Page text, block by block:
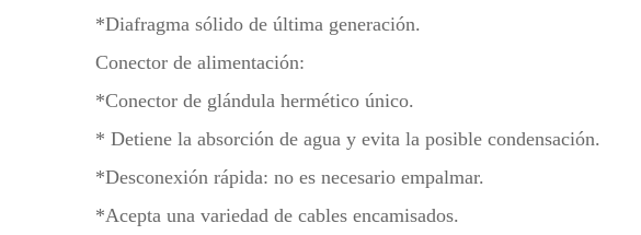
*Diafragma sólido de última generación.
Conector de alimentación:
*Conector de glándula hermético único.
* Detiene la absorción de agua y evita la posible condensación.
*Desconexión rápida: no es necesario empalmar.
*Acepta una variedad de cables encamisados.